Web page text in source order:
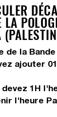
de la Bande
ajouter
1H
l'heure